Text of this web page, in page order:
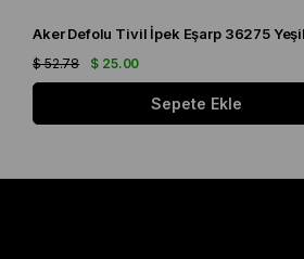
$ 25.00
$ 52.78
Sepete Ekle